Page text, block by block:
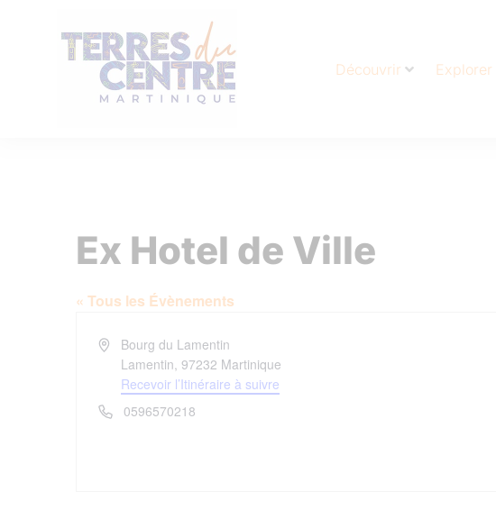
Découvrir Explorer
Ex Hotel de Ville
« Tous les Évènements
AdresseBourg du Lamentin
Lamentin, 97232 Martinique
Recevoir l’Itinéraire à suivre
Téléphone
0596570218